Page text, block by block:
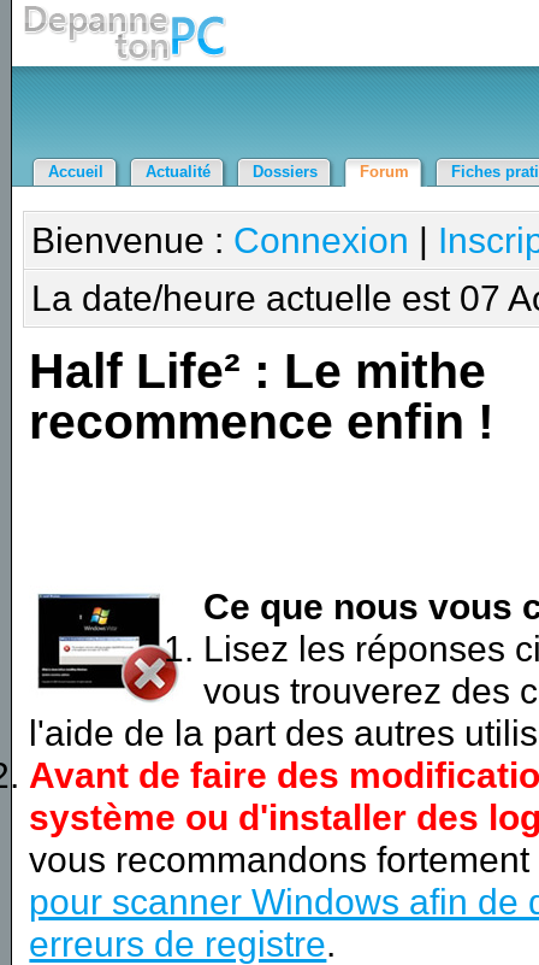
Accueil Actualité Dossiers Forum Fiches
Bienvenue : Connexion |
La date/heure actuelle est 07
Half Life² : Le mithe
recommence enfin !
Ce que nous vous
Lisez les réponses
vous trouverez des
l'aide de la part des autres
Avant de faire des
système ou d'installer des
vous recommandons
pour scanner Windows afin de
erreurs de registre.